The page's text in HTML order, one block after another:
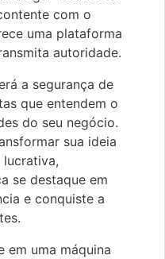
com o
uma plataforma
autoridade.
a segurança de
que entendem o
do seu negócio.
sua ideia
se destaque em
e conquiste a
em uma máquina